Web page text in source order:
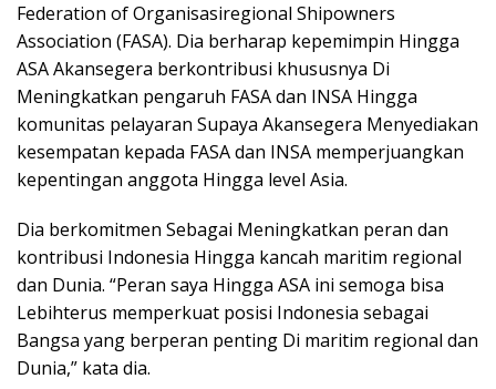
Federation of Organisasiregional Shipowners
Association (FASA). Dia berharap kepemimpin Hingga
ASA Akansegera berkontribusi khususnya Di
Meningkatkan pengaruh FASA dan INSA Hingga
komunitas pelayaran Supaya Akansegera Menyediakan
kesempatan kepada FASA dan INSA memperjuangkan
kepentingan anggota Hingga level Asia.
Dia berkomitmen Sebagai Meningkatkan peran dan
kontribusi Indonesia Hingga kancah maritim regional
dan Dunia. “Peran saya Hingga ASA ini semoga bisa
Lebihterus memperkuat posisi Indonesia sebagai
Bangsa yang berperan penting Di maritim regional dan
Dunia,” kata dia.